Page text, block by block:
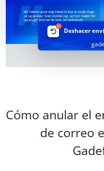
Deshacer
Cómo anular el
de correo